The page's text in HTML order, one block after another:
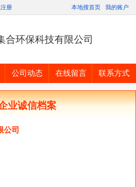
册 本地搜首页 我的账户
合环保科技有限公司
公司动态 在线留言 联系方式
业诚信档案
公司